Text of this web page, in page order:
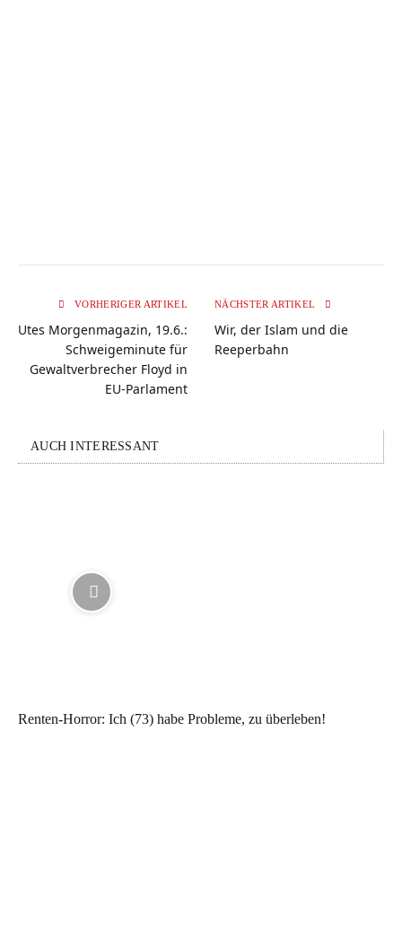
VORHERIGER ARTIKEL
Utes Morgenmagazin, 19.6.:
Schweigeminute für
Gewaltverbrecher Floyd in
EU-Parlament
NÄCHSTER ARTIKEL
Wir, der Islam und die
Reeperbahn
AUCH INTERESSANT
Renten-Horror: Ich (73) habe Probleme, zu überleben!